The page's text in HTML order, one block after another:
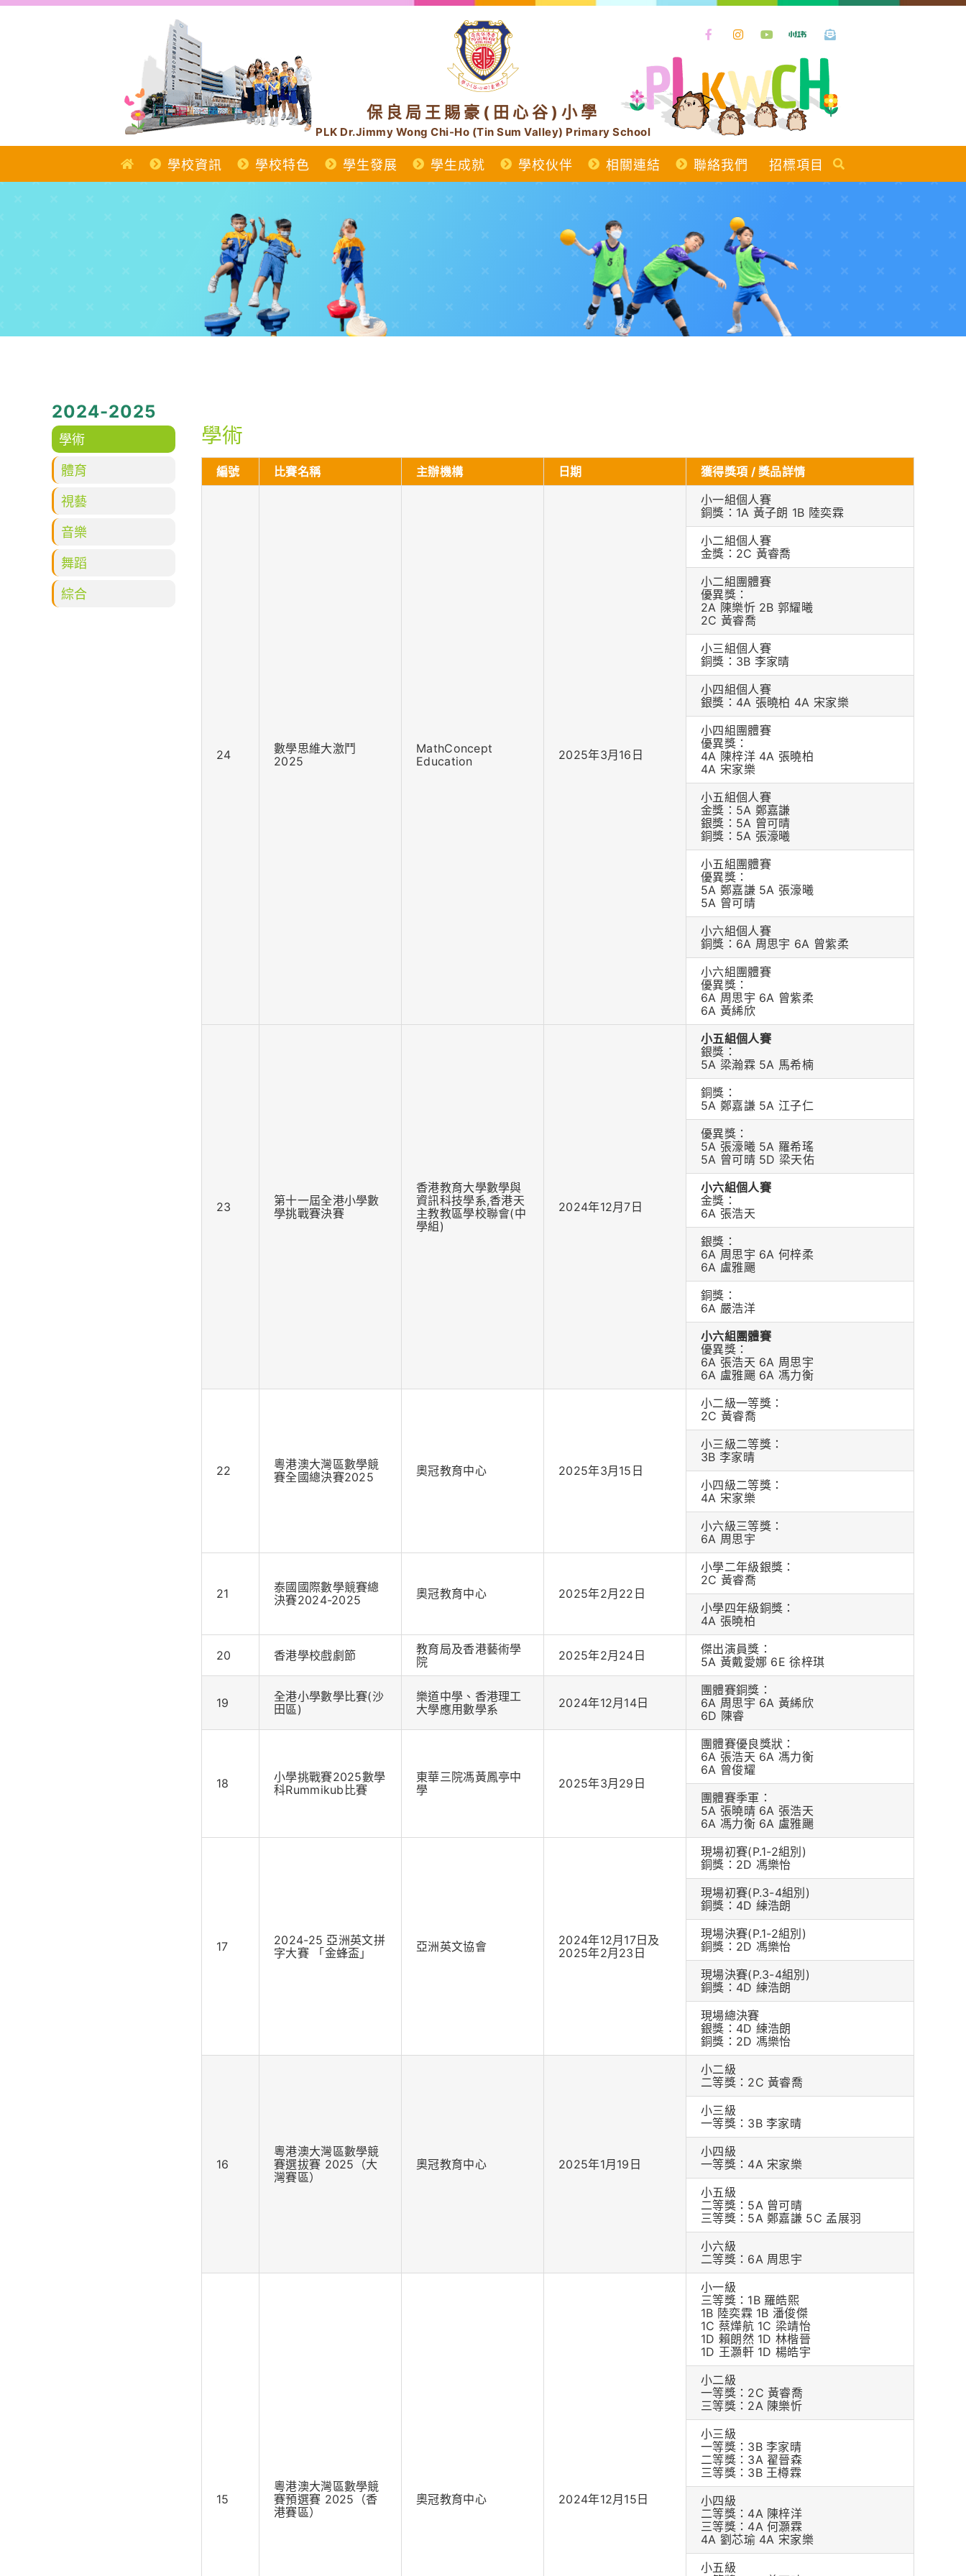
Skip
保良局王賜豪(田心谷)小學
PLK Dr.Jimmy Wong Chi-Ho (Tin Sum Valley) Primary School
學校資訊 學校特色 學生發展 學生成就 學校伙伴 相關連結 聯絡我們 招標項目
2024-2025
學術
體育
視藝
音樂
舞蹈
綜合
學術
編號 比賽名稱 主辦機構 日期 獲得獎項 / 獎品詳情
24
數學思維大激鬥
2025
MathConcept
Education
2025年3月16日
小一組個人賽
銅獎：1A 黃子朗 1B 陸奕霖
小二組個人賽
金獎：2C 黃睿喬
小二組團體賽
優異獎：
2A 陳樂忻 2B 郭耀曦
2C 黃睿喬
小三組個人賽
銅獎：3B 李家晴
小四組個人賽
銀獎：4A 張曉柏 4A 宋家樂
小四組團體賽
優異獎：
4A 陳梓洋 4A 張曉柏
4A 宋家樂
小五組個人賽
金獎：5A 鄭嘉謙
銀獎：5A 曾可晴
銅獎：5A 張濠曦
小五組團體賽
優異獎：
5A 鄭嘉謙 5A 張濠曦
5A 曾可晴
小六組個人賽
銅獎：6A 周思宇 6A 曾紫柔
小六組團體賽
優異獎：
6A 周思宇 6A 曾紫柔
6A 黃絺欣
23
第十一屆全港小學數
學挑戰賽決賽
香港教育大學數學與
資訊科技學系,香港天
主教教區學校聯會(中
學組)
2024年12月7日
小五組個人賽
銀獎：
5A 梁瀚霖 5A 馬希楠
銅獎：
5A 鄭嘉謙 5A 江子仁
優異獎：
5A 張濠曦 5A 羅希瑤
5A 曾可晴 5D 梁天佑
小六組個人賽
金獎：
6A 張浩天
銀獎：
6A 周思宇 6A 何梓柔
6A 盧雅颺
銅獎：
6A 嚴浩洋
小六組團體賽
優異獎：
6A 張浩天 6A 周思宇
6A 盧雅颺 6A 馮力衡
22
粵港澳大灣區數學競
賽全國總決賽2025
奧冠教育中心 2025年3月15日
小二級一等獎：
2C 黃睿喬
小三級二等獎：
3B 李家晴
小四級二等獎：
4A 宋家樂
小六級三等獎：
6A 周思宇
21
泰國國際數學競賽總
決賽2024-2025
奧冠教育中心 2025年2月22日
小學二年級銀獎：
2C 黃睿喬
小學四年級銅獎：
4A 張曉柏
20 香港學校戲劇節
教育局及香港藝術學
院
2025年2月24日
傑出演員獎：
5A 黃戴愛娜 6E 徐梓琪
19
全港小學數學比賽(沙
田區)
樂道中學、香港理工
大學應用數學系
2024年12月14日
團體賽銅獎：
6A 周思宇 6A 黃絺欣
6D 陳睿
18
小學挑戰賽2025數學
科Rummikub比賽
東華三院馮黃鳳亭中
學
2025年3月29日
團體賽優良獎狀：
6A 張浩天 6A 馮力衡
6A 曾俊耀
團體賽季軍：
5A 張曉晴 6A 張浩天
6A 馮力衡 6A 盧雅颺
17
2024-25 亞洲英文拼
字大賽 「金蜂盃」
亞洲英文協會
2024年12月17日及
2025年2月23日
現場初賽(P.1-2組別)
銅獎：2D 馮樂怡
現場初賽(P.3-4組別)
銅獎：4D 練浩朗
現場決賽(P.1-2組別)
銅獎：2D 馮樂怡
現場決賽(P.3-4組別)
銅獎：4D 練浩朗
現場總決賽
銀獎：4D 練浩朗
銅獎：2D 馮樂怡
16
粵港澳大灣區數學競
賽選拔賽 2025（大
灣賽區）
奧冠教育中心 2025年1月19日
小二級
二等獎：2C 黃睿喬
小三級
一等獎：3B 李家晴
小四級
一等獎：4A 宋家樂
小五級
二等獎：5A 曾可晴
三等獎：5A 鄭嘉謙 5C 孟展羽
小六級
二等獎：6A 周思宇
15
粵港澳大灣區數學競
賽預選賽 2025（香
港賽區）
奧冠教育中心 2024年12月15日
小一級
三等獎：1B 羅皓熙
1B 陸奕霖 1B 潘俊傑
1C 蔡燁航 1C 梁靖怡
1D 賴朗然 1D 林楷晉
1D 王灝軒 1D 楊皓宇
小二級
一等獎：2C 黃睿喬
三等獎：2A 陳樂忻
小三級
一等獎：3B 李家晴
二等獎：3A 翟晉森
三等獎：3B 王樽霖
小四級
二等獎：4A 陳梓洋
三等獎：4A 何灝霖
4A 劉芯瑜 4A 宋家樂
小五級